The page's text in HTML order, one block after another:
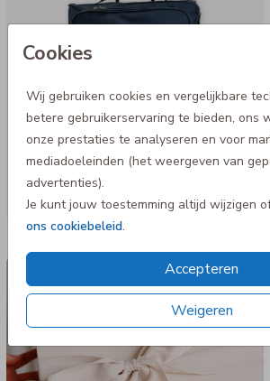
Cookies
Wij gebruiken cookies en vergelijkbare
betere gebruikerservaring te bieden, ons
onze prestaties te analyseren en voor
mediadoeleinden (het weergeven van
advertenties).
Je kunt jouw toestemming altijd wijzigen
ons cookiebeleid.
Accepteren
Weigeren
Nog meer in deze stijl
Luxe cadeaudoos